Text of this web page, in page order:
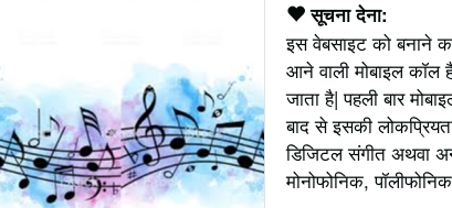
सूचना देना:
इस वेबसाइट को बनाने
आने वाली मोबाइल
जाता है| पहली बार
बाद से इसकी
डिजिटल संगीत अथवा
मोनोफोनिक,